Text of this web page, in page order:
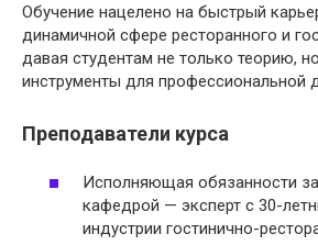
Обучение нацелено на быстрый
динамичной сфере ресторанного и
давая студентам не только теорию,
инструменты для профессиональной
Преподаватели курса
Исполняющая обязанности
кафедрой — эксперт с 30-
индустрии гостинично-